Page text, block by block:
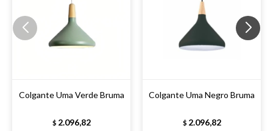
Colgante Uma Verde Bruma
$ 2.096,82
Colgante Uma Negro Bruma
$ 2.096,82